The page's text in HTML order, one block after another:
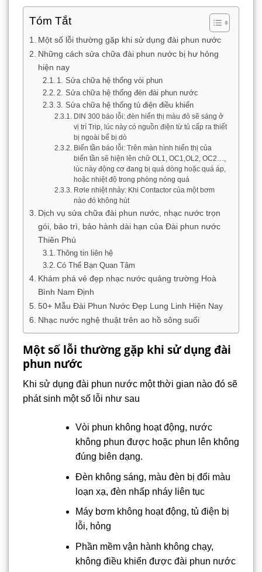
Tóm Tắt
Một số lỗi thường gặp khi sử dụng đài phun nước
Những cách sửa chữa đài phun nước bị hư hỏng
hiện nay
1. Sửa chữa hệ thống vòi phun
2. Sửa chữa hệ thống đèn đài phun nước
3. Sửa chữa hệ thống tủ điện điều khiển
DIN 300 báo lỗi: đèn hiển thị màu đỏ sẽ sáng ở
vị trí Trip, lúc này có nguồn điện từ tủ cấp ra thiết
bị ngoài bể bị dò
Biến tần báo lỗi: Trên màn hình hiển thị của
biến tần sẽ hiện lên chữ OL1, OC1,OL2, OC2…,
lúc này động cơ đang bị quá dòng hoặc quá áp,
hoặc nhiệt độ trong phòng nóng quá
Rơle nhiệt nhảy: Khi Contactor của một bơm
nào đó không hút
Dịch vụ sửa chữa đài phun nước, nhạc nước trọn
gói, bảo trì, bảo hành dài hạn của Đài phun nước
Thiên Phú
Thông tin liên hệ
Có Thể Bạn Quan Tâm
Khám phá vẻ đẹp nhạc nước quảng trường Hoà
Bình Nam Định
50+ Mẫu Đài Phun Nước Đẹp Lung Linh Hiện Nay
Nhạc nước nghệ thuật trên ao hồ sông suối
Một số lỗi thường gặp khi sử dụng đài
phun nước
Khi sử dụng đài phun nước một thời gian nào đó sẽ
phát sinh một số lỗi như sau
Vòi phun không hoạt động, nước
không phun được hoặc phun lên không
đúng biên dạng.
Đèn không sáng, màu đèn bị đổi màu
loạn xạ, đèn nhấp nháy liên tục
Máy bơm không hoạt động, tủ điện bị
lỗi, hỏng
Phần mềm vận hành không chạy,
không điều khiển được đài phun nước